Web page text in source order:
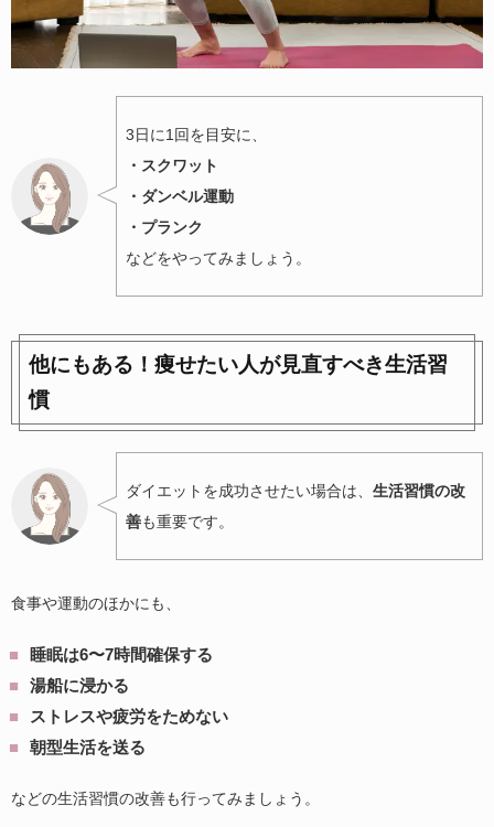
3日に1回を目安に、
・スクワット
・ダンベル運動
・プランク
などをやってみましょう。
他にもある！痩せたい人が見直すべき生活習
慣
ダイエットを成功させたい場合は、 生活習慣の改
善も重要です。
食事や運動のほかにも、
睡眠は6〜7時間確保する
湯船に浸かる
ストレスや疲労をためない
朝型生活を送る
などの生活習慣の改善も行ってみましょう。